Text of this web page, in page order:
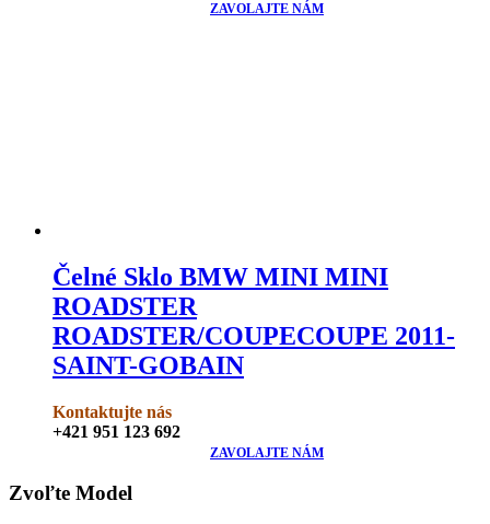
ZAVOLAJTE NÁM
Čelné Sklo BMW MINI MINI
ROADSTER
ROADSTER/COUPECOUPE 2011-
SAINT-GOBAIN
Kontaktujte nás
+421 951 123 692
ZAVOLAJTE NÁM
Zvoľte Model